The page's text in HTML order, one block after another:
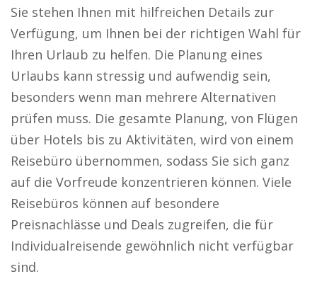
Sie stehen Ihnen mit hilfreichen Details zur
Verfügung, um Ihnen bei der richtigen Wahl für
Ihren Urlaub zu helfen. Die Planung eines
Urlaubs kann stressig und aufwendig sein,
besonders wenn man mehrere Alternativen
prüfen muss. Die gesamte Planung, von Flügen
über Hotels bis zu Aktivitäten, wird von einem
Reisebüro übernommen, sodass Sie sich ganz
auf die Vorfreude konzentrieren können. Viele
Reisebüros können auf besondere
Preisnachlässe und Deals zugreifen, die für
Individualreisende gewöhnlich nicht verfügbar
sind.